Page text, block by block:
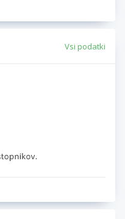
Vsi podatki